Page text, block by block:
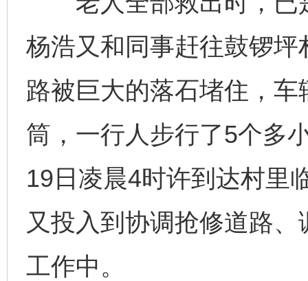
杨浩又和同事赶往鼓锣
路被巨大的落石堵住，
筒，一行人步行了5个多
19日凌晨4时许到达村里
又投入到协调抢修道路
工作中。